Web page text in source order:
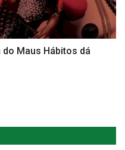
Maus Hábitos dá